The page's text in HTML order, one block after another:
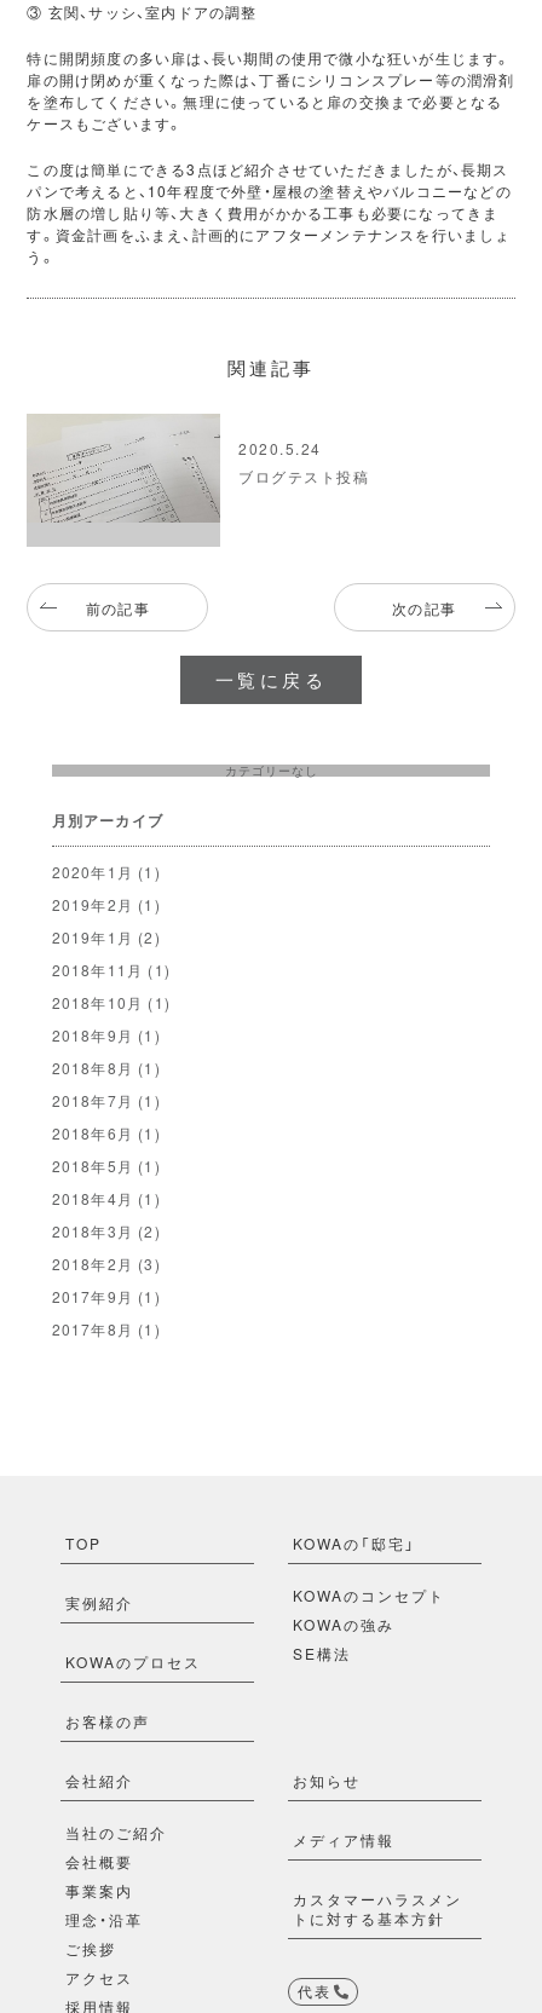
③ 玄関、サッシ、室内ドアの調整
特に開閉頻度の多い扉は、長い期間の使用で微小な狂いが生じます。
扉の開け閉めが重くなった際は、丁番にシリコンスプレー等の潤滑剤
を塗布してください。無理に使っていると扉の交換まで必要となる
ケースもございます。
この度は簡単にできる3点ほど紹介させていただきましたが、長期ス
パンで考えると、10年程度で外壁・屋根の塗替えやバルコニーなどの
防水層の増し貼り等、大きく費用がかかる工事も必要になってきま
す。資金計画をふまえ、計画的にアフターメンテナンスを行いましょ
う。
関連記事
2020.5.24
ブログテスト投稿
前の記事 次の記事
一覧に戻る
カテゴリーなし
月別アーカイブ
2020年1月 (1)
2019年2月 (1)
2019年1月 (2)
2018年11月 (1)
2018年10月 (1)
2018年9月 (1)
2018年8月 (1)
2018年7月 (1)
2018年6月 (1)
2018年5月 (1)
2018年4月 (1)
2018年3月 (2)
2018年2月 (3)
2017年9月 (1)
2017年8月 (1)
TOP
実例紹介
KOWAのプロセス
お客様の声
KOWAの「邸宅」
KOWAのコンセプト
KOWAの強み
SE構法
会社紹介
当社のご紹介
会社概要
事業案内
理念・沿革
ご挨拶
アクセス
採用情報
お知らせ
メディア情報
カスタマーハラスメン
トに対する基本方針
代表